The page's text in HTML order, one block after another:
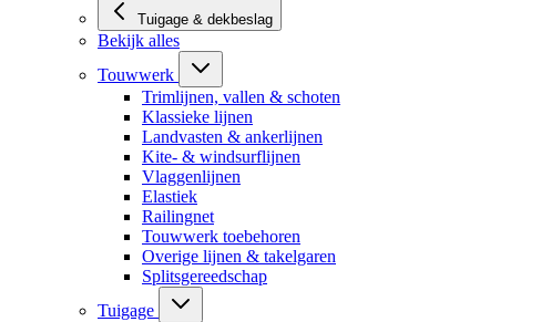
Tuigage & dekbeslag
Bekijk alles
Touwwerk
Trimlijnen, vallen & schoten
Klassieke lijnen
Landvasten & ankerlijnen
Kite- & windsurflijnen
Vlaggenlijnen
Elastiek
Railingnet
Touwwerk toebehoren
Overige lijnen & takelgaren
Splitsgereedschap
Tuigage